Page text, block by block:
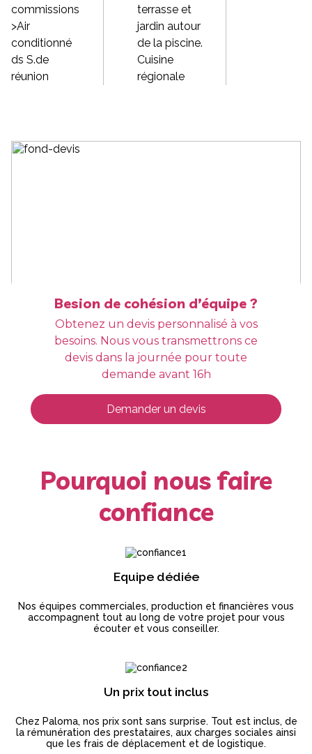
commissions
>Air
conditionné
ds S.de
réunion
terrasse et
jardin autour
de la piscine.
Cuisine
régionale
Besion de cohésion d’équipe ?
Obtenez un devis personnalisé à vos
besoins. Nous vous transmettrons ce
devis dans la journée pour toute
demande avant 16h
Demander un devis
Pourquoi nous faire
confiance
Equipe dédiée
Nos équipes commerciales, production et financières vous
accompagnent tout au long de votre projet pour vous
écouter et vous conseiller.
Un prix tout inclus
Chez Paloma, nos prix sont sans surprise. Tout est inclus, de
la rémunération des prestataires, aux charges sociales ainsi
que les frais de déplacement et de logistique.